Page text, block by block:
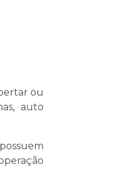
ou
auto